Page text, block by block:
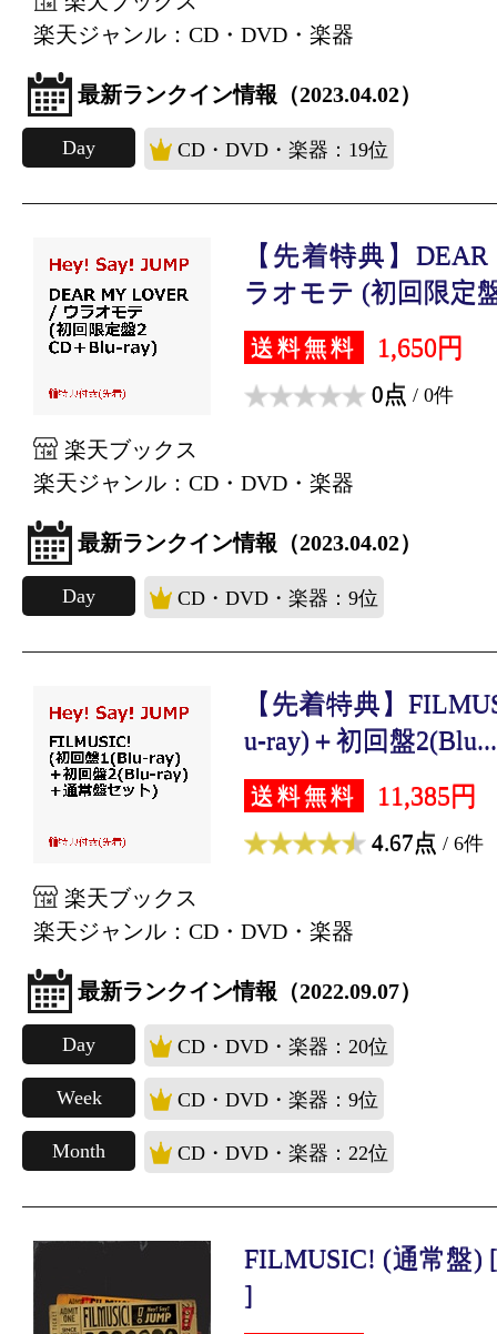
楽天ジャンル：CD・DVD・楽器
最新ランクイン情報（2023.04.02）
Day CD・DVD・楽器：19位
【先着特典】
ラオモテ (初回限定
送料無料 1,650円
0点 / 0件
楽天ブックス
楽天ジャンル：CD・DVD・楽器
最新ランクイン情報（2023.04.02）
Day CD・DVD・楽器：9位
【先着特典】
u-ray)＋初回盤2(Blu...
送料無料 11,385円
4.67点 / 6件
楽天ブックス
楽天ジャンル：CD・DVD・楽器
最新ランクイン情報（2022.09.07）
Day CD・DVD・楽器：20位
Week CD・DVD・楽器：9位
Month CD・DVD・楽器：22位
FILMUSIC! (通常盤)
]